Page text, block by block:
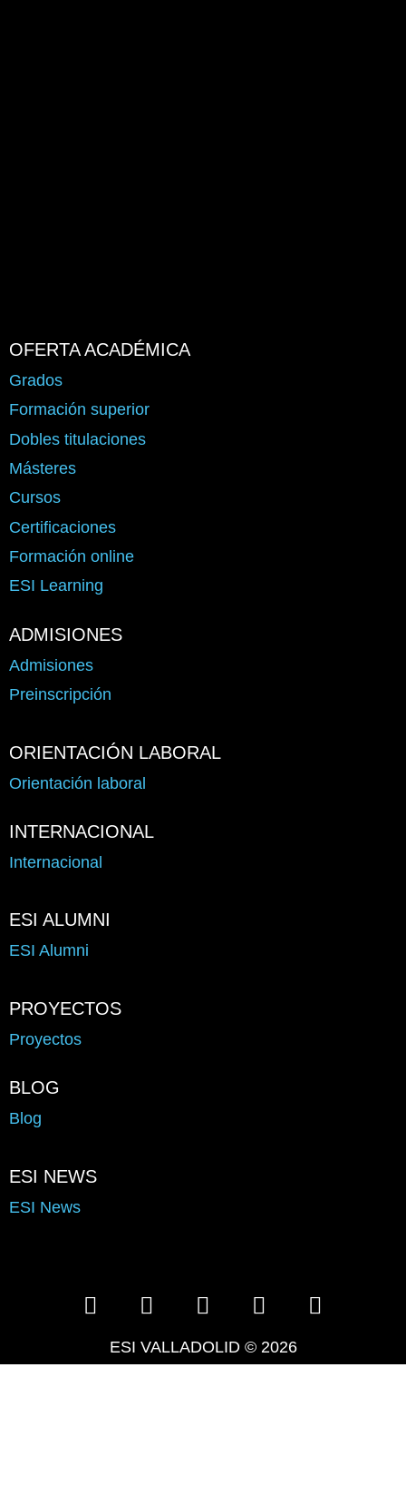
OFERTA ACADÉMICA
Grados
Formación superior
Dobles titulaciones
Másteres
Cursos
Certificaciones
Formación online
ESI Learning
ADMISIONES
Admisiones
Preinscripción
ORIENTACIÓN LABORAL
Orientación laboral
INTERNACIONAL
Internacional
ESI ALUMNI
ESI Alumni
PROYECTOS
Proyectos
BLOG
Blog
ESI NEWS
ESI News
ESI VALLADOLID © 2026